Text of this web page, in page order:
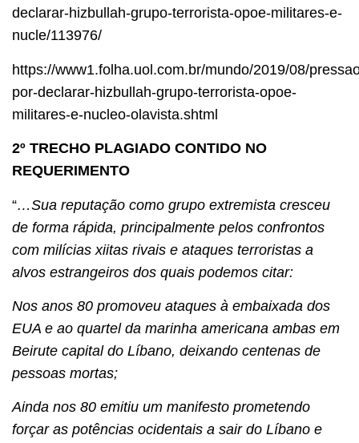
declarar-hizbullah-grupo-terrorista-opoe-militares-e-
nucle/113976/
https://www1.folha.uol.com.br/mundo/2019/08/
por-declarar-hizbullah-grupo-terrorista-opoe-
militares-e-nucleo-olavista.shtml
2º TRECHO PLAGIADO CONTIDO NO
REQUERIMENTO
“…Sua reputação como grupo extremista cresceu
de forma rápida, principalmente pelos confrontos
com milícias xiitas rivais e ataques terroristas a
alvos estrangeiros dos quais podemos citar:
Nos anos 80 promoveu ataques à embaixada dos
EUA e ao quartel da marinha americana ambas em
Beirute capital do Líbano, deixando centenas de
pessoas mortas;
Ainda nos 80 emitiu um manifesto prometendo
forçar as potências ocidentais a sair do Líbano e